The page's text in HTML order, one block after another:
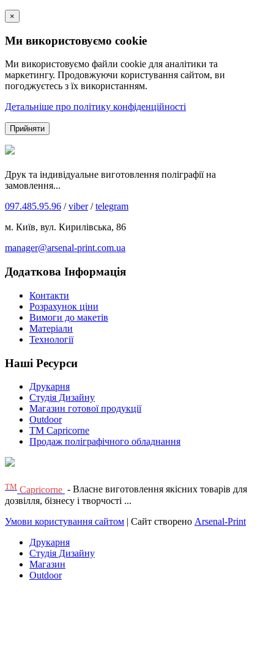
×
Ми використовуємо cookie
Ми використовуємо файли cookie для аналітики та
маркетингу. Продовжуючи користування сайтом, ви
погоджуєтесь з їх використанням.
Детальніше про політику конфіденційності
Прийняти
Друк та індивідуальне виготовлення поліграфії на
замовлення...
097.485.95.96 /viber/telegram
м. Київ, вул. Кирилівська, 86
manager@arsenal-print.com.ua
Додаткова Інформація
Контакти
Розрахунок ціни
Вимоги до макетів
Матеріали
Технології
Наші Ресурси
Друкарня
Студія Дизайну
Магазин готової продукції
Outdoor
TM Capricorne
Продаж поліграфічного обладнання
ТМ Capricorne - Власне виготовлення якісних товарів для
дозвілля, бізнесу і творчості ...
Умови користування сайтом | Сайт створено Arsenal-Print
Друкарня
Студія Дизайну
Магазин
Outdoor